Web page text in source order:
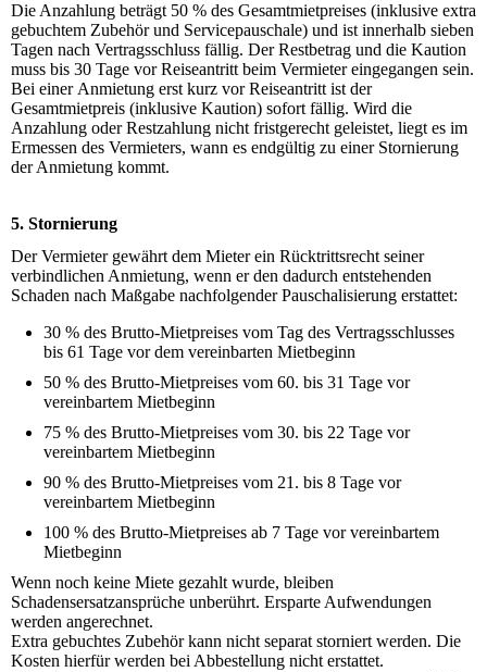
Die Anzahlung beträgt 50 % des Gesamtmietpreises (inklusive extra
gebuchtem Zubehör und Servicepauschale) und ist innerhalb sieben
Tagen nach Vertragsschluss fällig. Der Restbetrag und die Kaution
muss bis 30 Tage vor Reiseantritt beim Vermieter eingegangen sein.
Bei einer Anmietung erst kurz vor Reiseantritt ist der
Gesamtmietpreis (inklusive Kaution) sofort fällig. Wird die
Anzahlung oder Restzahlung nicht fristgerecht geleistet, liegt es im
Ermessen des Vermieters, wann es endgültig zu einer Stornierung
der Anmietung kommt.
5. Stornierung
Der Vermieter gewährt dem Mieter ein Rücktrittsrecht seiner
verbindlichen Anmietung, wenn er den dadurch entstehenden
Schaden nach Maßgabe nachfolgender Pauschalisierung erstattet:
30 % des Brutto-Mietpreises vom Tag des Vertragsschlusses
bis 61 Tage vor dem vereinbarten Mietbeginn
50 % des Brutto-Mietpreises vom 60. bis 31 Tage vor
vereinbartem Mietbeginn
75 % des Brutto-Mietpreises vom 30. bis 22 Tage vor
vereinbartem Mietbeginn
90 % des Brutto-Mietpreises vom 21. bis 8 Tage vor
vereinbartem Mietbeginn
100 % des Brutto-Mietpreises ab 7 Tage vor vereinbartem
Mietbeginn
Wenn noch keine Miete gezahlt wurde, bleiben
Schadensersatzansprüche unberührt. Ersparte Aufwendungen
werden angerechnet.
Extra gebuchtes Zubehör kann nicht separat storniert werden. Die
Kosten hierfür werden bei Abbestellung nicht erstattet.